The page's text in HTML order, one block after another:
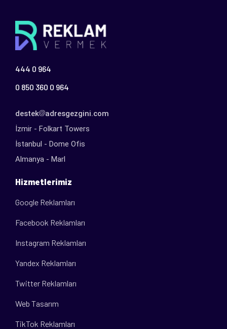
444 0 964
0 850 360 0 964
destek
adresgezgini.com
İzmir - Folkart Towers
İstanbul - Dome Ofis
Almanya - Marl
Hizmetlerimiz
Google Reklamları
Facebook Reklamları
Instagram Reklamları
Yandex Reklamları
Twitter Reklamları
Web Tasarım
TikTok Reklamları